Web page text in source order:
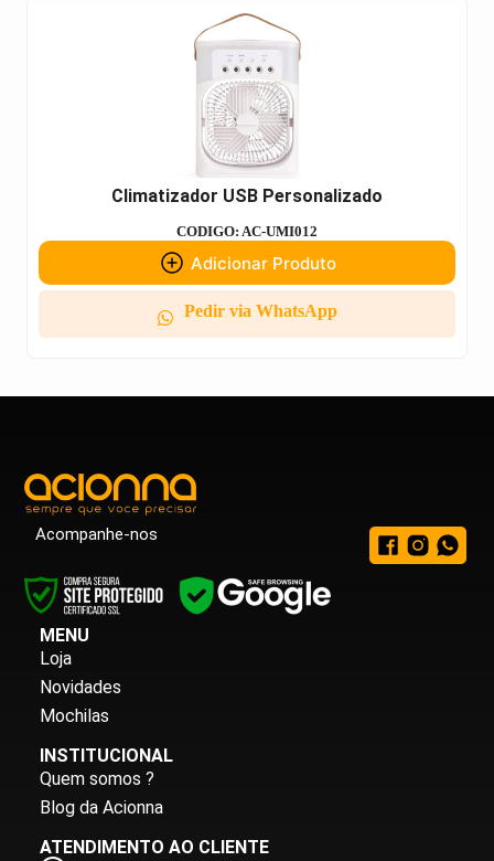
Climatizador USB Personalizado
CODIGO: AC-UMI012
Adicionar Produto
Pedir via WhatsApp
Acompanhe-nos
MENU
Loja
Novidades
Mochilas
INSTITUCIONAL
Quem somos ?
Blog da Acionna
ATENDIMENTO AO CLIENTE